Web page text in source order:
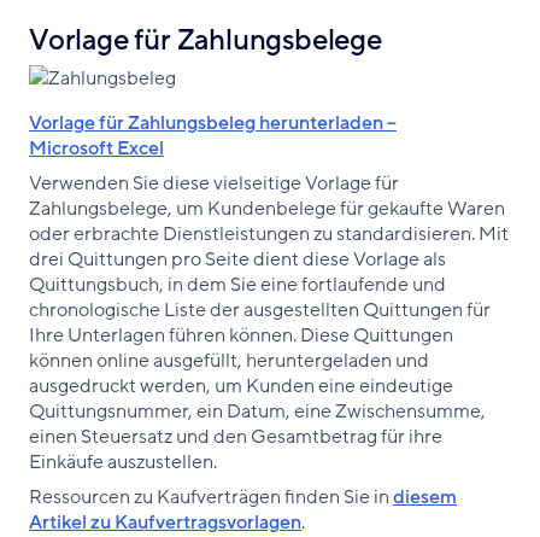
Vorlage für Zahlungsbelege
Vorlage für Zahlungsbeleg herunterladen –
Microsoft Excel
Verwenden Sie diese vielseitige Vorlage für
Zahlungsbelege, um Kundenbelege für gekaufte Waren
oder erbrachte Dienstleistungen zu standardisieren. Mit
drei Quittungen pro Seite dient diese Vorlage als
Quittungsbuch, in dem Sie eine fortlaufende und
chronologische Liste der ausgestellten Quittungen für
Ihre Unterlagen führen können. Diese Quittungen
können online ausgefüllt, heruntergeladen und
ausgedruckt werden, um Kunden eine eindeutige
Quittungsnummer, ein Datum, eine Zwischensumme,
einen Steuersatz und den Gesamtbetrag für ihre
Einkäufe auszustellen.
Ressourcen zu Kaufverträgen finden Sie indiesem
Artikel zu Kaufvertragsvorlagen.